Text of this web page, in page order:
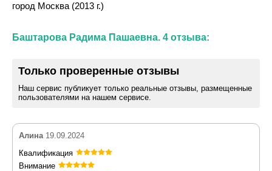
город Москва (2013 г.)
Баштарова Радима Пашаевна. 4 отзыва:
Только проверенные отзывы
Наш сервис публикует только реальные отзывы, размещенные
пользователями на нашем сервисе.
Алина 19.09.2024
Квалификация
Внимание